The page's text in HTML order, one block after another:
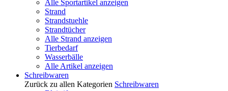
Alle Sportartikel anzeigen
Strand
Strandstuehle
Strandtücher
Alle Strand anzeigen
Tierbedarf
Wasserbälle
Alle Artikel anzeigen
Schreibwaren
Zurück zu allen Kategorien Schreibwaren